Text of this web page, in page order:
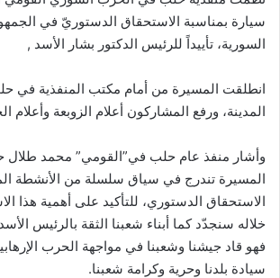
سيارة بمناسبة الاستحقاق الدستوريّ في
السورية، تأييداً للرئيس الدكتور بشار الأسد ,
انطلقت المسيرة من أمام مكتب المنفذية في
المدينة، ورفع المشاركون أعلام الزوبعة وأعلام
وأشار منفذ عام حلب في”القومي” محمد طلال
المسيرة تندرج في سياق سلسلة من الأنشطة
الاستحقاق الدستوري، للتأكيد على أهمية هذا
خلاله سنجدّد كما أبناء شعبنا الثقة بالرئيس
فهو قاد جيشنا وشعبنا في مواجهة الحرب
سيادة بلدنا وحرية وكرامة شعبنا.